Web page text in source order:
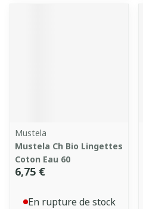
Mustela
Mustela Ch Bio Lingettes
Coton Eau 60
6,75 €
En rupture de stock